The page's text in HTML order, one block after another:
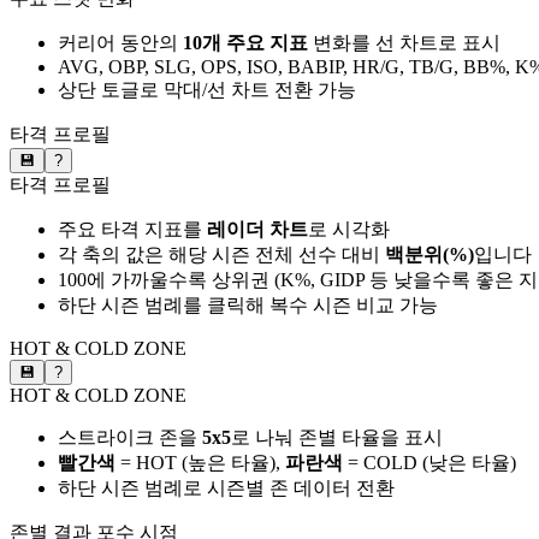
커리어 동안의 10개 주요 지표 변화를 선 차트로 표시
AVG, OBP, SLG, OPS, ISO, BABIP, HR/G, TB/G, BB%,
상단 토글로 막대/선 차트 전환 가능
타격 프로필
💾 ?
타격 프로필
주요 타격 지표를 레이더 차트로 시각화
각 축의 값은 해당 시즌 전체 선수 대비 백분위(%)입니다
100에 가까울수록 상위권 (K%, GIDP 등 낮을수록 좋은
하단 시즌 범례를 클릭해 복수 시즌 비교 가능
HOT & COLD ZONE
💾 ?
HOT & COLD ZONE
스트라이크 존을 5x5로 나눠 존별 타율을 표시
빨간색 = HOT (높은 타율), 파란색 = COLD (낮은 타율)
하단 시즌 범례로 시즌별 존 데이터 전환
존별 결과 포수 시점